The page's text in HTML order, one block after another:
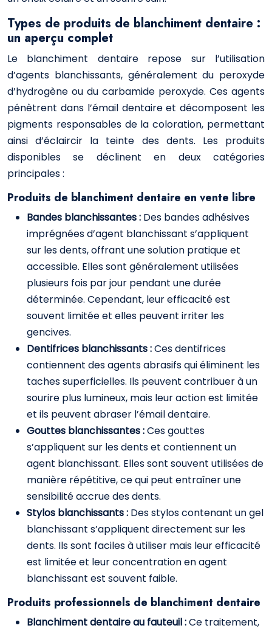
Types de produits de blanchiment dentaire :
un aperçu complet
Le blanchiment dentaire repose sur l’utilisation
d’agents blanchissants, généralement du peroxyde
d’hydrogène ou du carbamide peroxyde. Ces agents
pénètrent dans l’émail dentaire et décomposent les
pigments responsables de la coloration, permettant
ainsi d’éclaircir la teinte des dents. Les produits
disponibles se déclinent en deux catégories
principales :
Produits de blanchiment dentaire en vente libre
Bandes blanchissantes : Des bandes adhésives
imprégnées d’agent blanchissant s’appliquent
sur les dents, offrant une solution pratique et
accessible. Elles sont généralement utilisées
plusieurs fois par jour pendant une durée
déterminée. Cependant, leur efficacité est
souvent limitée et elles peuvent irriter les
gencives.
Dentifrices blanchissants :Ces dentifrices
contiennent des agents abrasifs qui éliminent les
taches superficielles. Ils peuvent contribuer à un
sourire plus lumineux, mais leur action est limitée
et ils peuvent abraser l’émail dentaire.
Gouttes blanchissantes :Ces gouttes
s’appliquent sur les dents et contiennent un
agent blanchissant. Elles sont souvent utilisées de
manière répétitive, ce qui peut entraîner une
sensibilité accrue des dents.
Stylos blanchissants : Des stylos contenant un gel
blanchissant s’appliquent directement sur les
dents. Ils sont faciles à utiliser mais leur efficacité
est limitée et leur concentration en agent
blanchissant est souvent faible.
Produits professionnels de blanchiment dentaire
Blanchiment dentaire au fauteuil :Ce traitement,